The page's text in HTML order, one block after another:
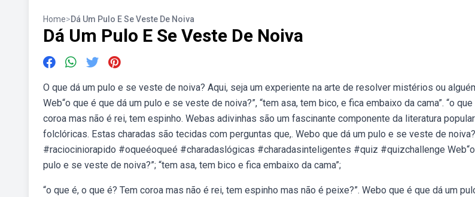
Home>Dá Um Pulo E Se Veste De Noiva
Dá Um Pulo E Se Veste De Noiva
O que dá um pulo e se veste de noiva? Aqui, seja um experiente na arte de resolver mistérios ou
Web“o que é que dá um pulo e se veste de noiva?”, “tem asa, tem bico, e fica embaixo da cama”. “o
coroa mas não é rei, tem espinho. Webas adivinhas são um fascinante componente da literatura
folclóricas. Estas charadas são tecidas com perguntas que,. Webo que dá um pulo e se veste de
#raciociniorapido #oqueéoqueé #charadaslógicas #charadasinteligentes #quiz #quizchallenge
pulo e se veste de noiva?”; “tem asa, tem bico e fica embaixo da cama”;
“o que é, o que é? Tem coroa mas não é rei, tem espinho mas não é peixe?”. Webo que é que dá um